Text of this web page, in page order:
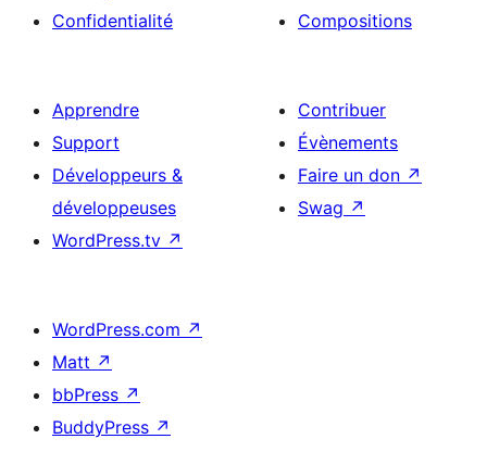
Confidentialité
Compositions
Apprendre
Support
Développeurs &
développeuses
WordPress.tv ↗
Contribuer
Évènements
Faire un don ↗
Swag ↗
WordPress.com ↗
Matt ↗
bbPress ↗
BuddyPress ↗